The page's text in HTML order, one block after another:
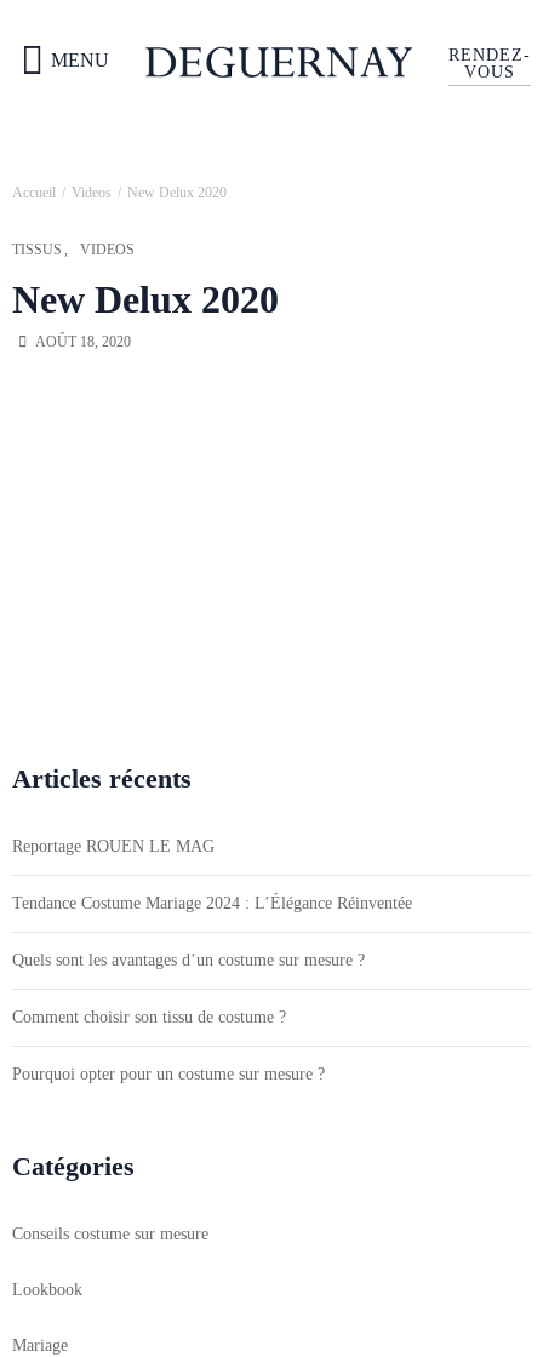
MENU
RENDEZ-
VOUS
Accueil Videos New Delux 2020
TISSUS VIDEOS
New Delux 2020
AOÛT 18, 2020
Articles récents
Reportage ROUEN LE MAG
Tendance Costume Mariage 2024 : L’Élégance Réinventée
Quels sont les avantages d’un costume sur mesure ?
Comment choisir son tissu de costume ?
Pourquoi opter pour un costume sur mesure ?
Catégories
Conseils costume sur mesure
Lookbook
Mariage